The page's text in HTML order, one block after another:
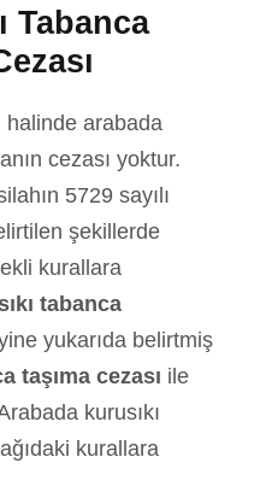
Tabanca
halinde arabada
cezası yoktur.
5729 sayılı
şekillerde
kurallara
tabanca
yukarıda belirtmiş
taşıma cezası ile
kurusıkı
kurallara